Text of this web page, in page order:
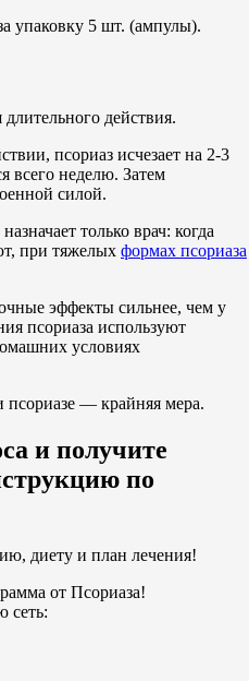
упаковку 5 шт. (ампулы).
длительного действия.
псориаз исчезает на 2-3
всего неделю. Затем
силой.
только врач: когда
при тяжелых формах псориаза
эффекты сильнее, чем у
псориаза используют
условиях
— крайняя мера.
и получите
по
диету и план лечения!
от Псориаза!
сеть: